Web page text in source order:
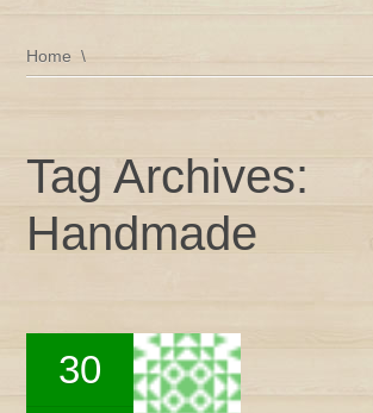
Home
Tag Archives:
Handmade
30